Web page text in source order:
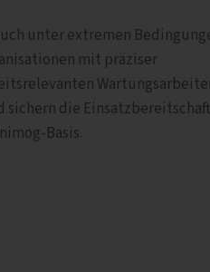
unter extremen
mit präziser
sichern die Einsatzbereitschaft
Basis.